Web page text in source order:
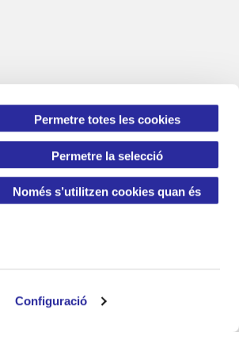
Configuració
Permetre totes les cookies
Permetre la selecció
Només s’utilitzen cookies quan és